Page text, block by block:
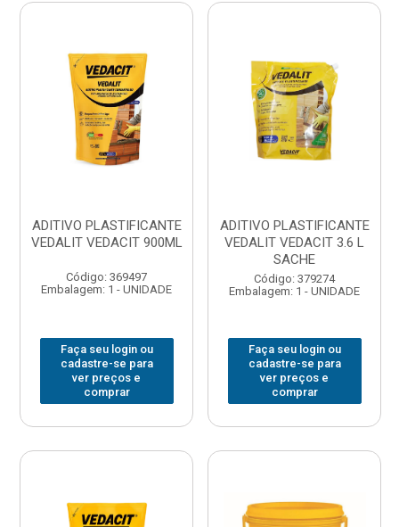
ADITIVO PLASTIFICANTE
VEDALIT VEDACIT 900ML
Código: 369497
Embalagem: 1 - UNIDADE
Faça seu login ou
cadastre-se para
ver preços e
comprar
ADITIVO PLASTIFICANTE
VEDALIT VEDACIT 3.6 L
SACHE
Código: 379274
Embalagem: 1 - UNIDADE
Faça seu login ou
cadastre-se para
ver preços e
comprar